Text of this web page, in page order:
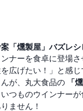
「燻製屋」バズレ
ナーを食卓に登場
広げたい！」と感
が、丸大食品の
「
つものウインナー
ません！